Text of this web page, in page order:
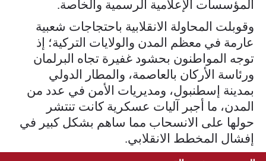
المؤسسات الإعلامية الرسمية والخاصة.
وقوبلت المحاولة الانقلابية باحتجاجات شعبية
عارمة في معظم المدن والولايات التركية؛ إذ
توجه المواطنون بحشود غفيرة تجاه البرلمان
ورئاسة الأركان بالعاصمة، والمطار الدولي
بمدينة إسطنبول، ومديريات الأمن في عدد من
المدن، ما أجبر آليات عسكرية كانت تنتشر
حولها على الانسحاب مما ساهم بشكل كبير في
إفشال المخطط الانقلابي.